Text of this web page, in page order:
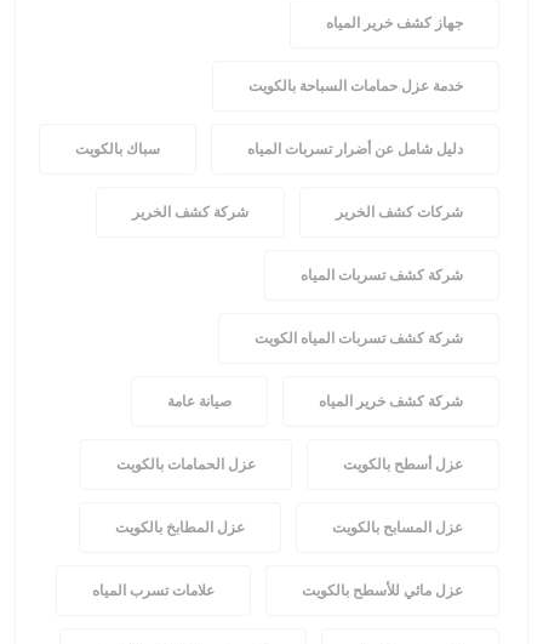
جهاز كشف خرير المياه
خدمة عزل حمامات السباحة بالكويت
دليل شامل عن أضرار تسربات المياه سباك بالكويت
شركات كشف الخرير شركة كشف الخرير
شركة كشف تسربات المياه
شركة كشف تسربات المياه الكويت
شركة كشف خرير المياه صيانة عامة
عزل أسطح بالكويت عزل الحمامات بالكويت
عزل المسابح بالكويت عزل المطابخ بالكويت
عزل مائي للأسطح بالكويت علامات تسرب المياه